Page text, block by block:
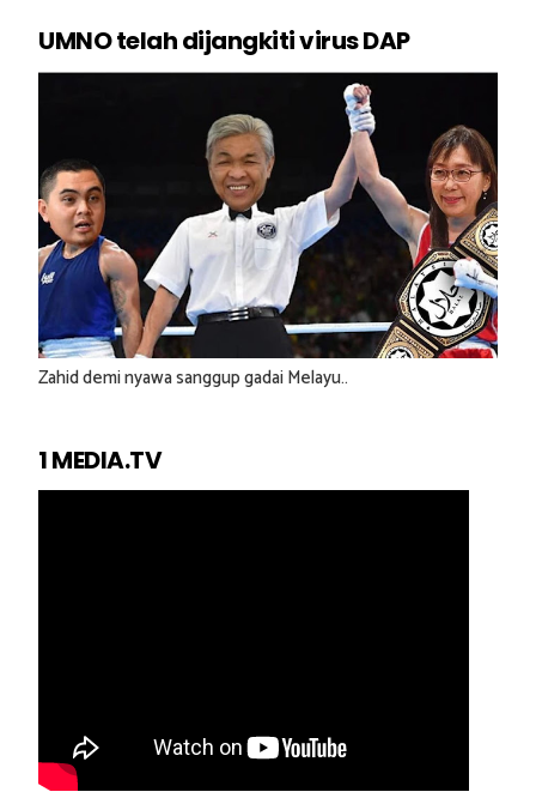
UMNO telah dijangkiti virus DAP
Zahid demi nyawa sanggup gadai Melayu..
1 MEDIA.TV